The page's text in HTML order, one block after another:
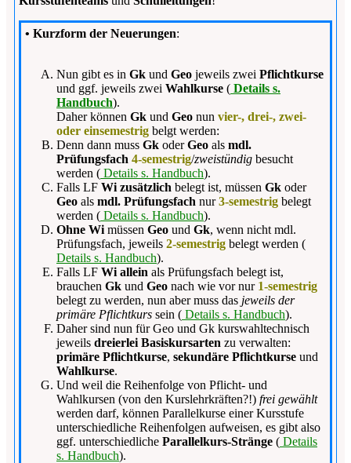
• Kurzform der Neuerungen:
Nun gibt es in Gk und Geo jeweils zwei Pflichtkurse
und ggf. jeweils zwei Wahlkurse ( Details s.
Handbuch).
Daher können Gk und Geo nun vier-, drei-, zwei-
oder einsemestrig belgt werden:
Denn dann muss Gk oderGeo als mdl.
Prüfungsfach 4-semestrig/zweistündig besucht
werden ( Details s. Handbuch).
Falls LF Wi zusätzlich belegt ist, müssen Gk oder
Geo als mdl. Prüfungsfach nur3-semestrig belegt
werden ( Details s. Handbuch).
Ohne Wi müssen Geo und Gk, wenn nicht mdl.
Prüfungsfach, jeweils 2-semestrig belegt werden (
Details s. Handbuch).
Falls LF Wi allein als Prüfungsfach belegt ist,
brauchen Gk und Geo nach wie vor nur 1-semestrig
belegt zu werden, nun aber muss das jeweils der
primäre Pflichtkurs sein ( Details s. Handbuch).
Daher sind nun für Geo und Gk kurswahltechnisch
jeweils dreierlei Basiskursarten zu verwalten:
primäre Pflichtkurse, sekundäre Pflichtkurse und
Wahlkurse.
Und weil die Reihenfolge von Pflicht- und
Wahlkursen (von den Kurslehrkräften?!) frei gewählt
werden darf, können Parallelkurse einer Kursstufe
unterschiedliche Reihenfolgen aufweisen, es gibt also
ggf. unterschiedliche Parallelkurs-Stränge ( Details
s. Handbuch).